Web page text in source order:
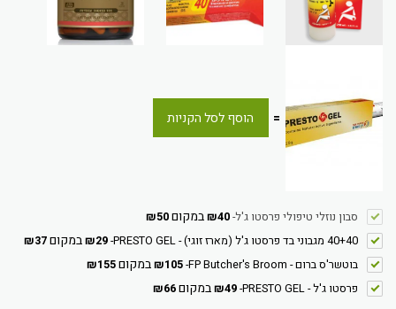
= הוסף לסל הקניות
סבון נוזלי טיפולי פרסטו ג'ל-
₪40 במקום ₪50
40+40 מגבוני בד פרסטו ג'ל (מארז זוגי) - PRESTO GEL
-
₪29 במקום ₪37
בוטשר'ס ברום - FP Butcher's Broom
-
₪105 במקום ₪155
פרסטו ג'ל - PRESTO GEL
-
₪49 במקום ₪66